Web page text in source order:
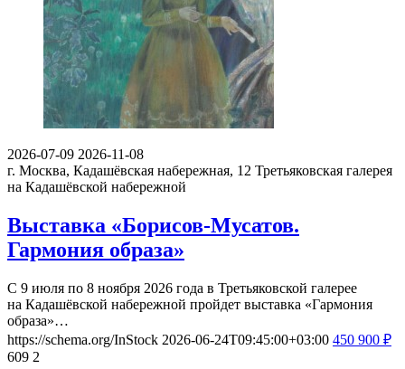
2026-07-09 2026-11-08
г. Москва, Кадашёвская набережная, 12 Третьяковская галерея
на Кадашёвской набережной
Выставка «Борисов-Мусатов.
Гармония образа»
С 9 июля по 8 ноября 2026 года в Третьяковской галерее
на Кадашёвской набережной пройдет выставка «Гармония
образа»…
https://schema.org/InStock 2026-06-24T09:45:00+03:00 450 900 ₽
609 2